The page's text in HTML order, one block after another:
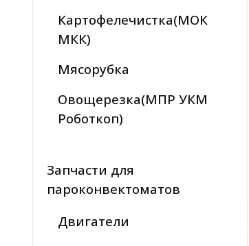
Картофелечистка(МОК
МКК)
Мясорубка
Овощерезка(МПР УКМ
Роботкоп)
Запчасти для
пароконвектоматов
Двигатели